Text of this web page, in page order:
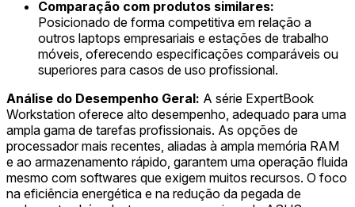
Comparação com produtos similares:
Posicionado de forma competitiva em relação a
outros laptops empresariais e estações de trabalho
móveis, oferecendo especificações comparáveis ou
superiores para casos de uso profissional.
Análise do Desempenho Geral: A série ExpertBook
Workstation oferece alto desempenho, adequado para uma
ampla gama de tarefas profissionais. As opções de
processador mais recentes, aliadas à ampla memória RAM
e ao armazenamento rápido, garantem uma operação fluida
mesmo com softwares que exigem muitos recursos. O foco
na eficiência energética e na redução da pegada de